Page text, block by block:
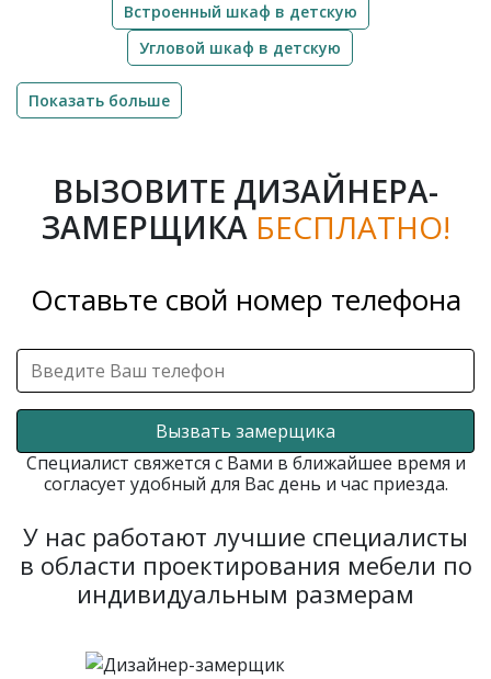
Встроенный шкаф в детскую
Угловой шкаф в детскую
Показать больше
ВЫЗОВИТЕ ДИЗАЙНЕРА-
ЗАМЕРЩИКА БЕСПЛАТНО!
Оставьте свой номер телефона
Вызвать замерщика
Специалист свяжется с Вами в ближайшее время и
согласует удобный для Вас день и час приезда.
У нас работают лучшие специалисты
в области проектирования мебели по
индивидуальным размерам